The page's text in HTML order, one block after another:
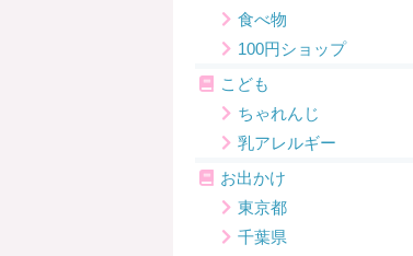
食べ物
100円ショップ
こども
ちゃれんじ
乳アレルギー
お出かけ
東京都
千葉県